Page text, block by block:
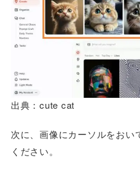
出典：cute cat
次に、画像にカーソルをおい
ください。